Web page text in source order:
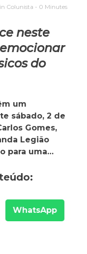
in Colunista - 0 Minutes
neste
do
um
sábado, 2 de
Gomes,
Legião
para uma…
WhatsApp